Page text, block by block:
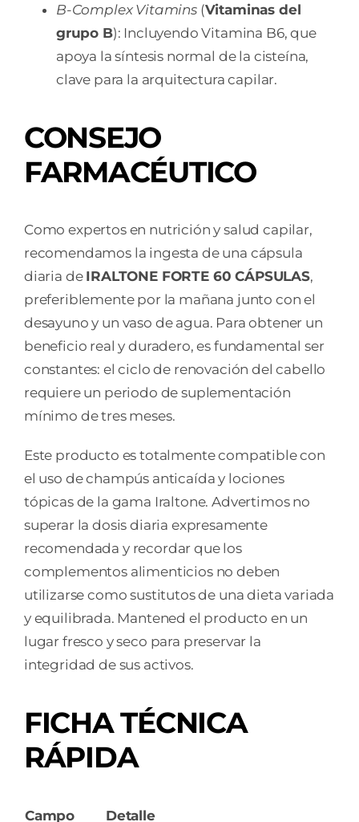
B-Complex Vitamins(Vitaminas del
grupo B): Incluyendo Vitamina B6, que
apoya la síntesis normal de la cisteína,
clave para la arquitectura capilar.
CONSEJO
FARMACÉUTICO
Como expertos en nutrición y salud capilar,
recomendamos la ingesta de una cápsula
diaria de IRALTONE FORTE 60 CÁPSULAS,
preferiblemente por la mañana junto con el
desayuno y un vaso de agua. Para obtener un
beneficio real y duradero, es fundamental ser
constantes: el ciclo de renovación del cabello
requiere un periodo de suplementación
mínimo de tres meses.
Este producto es totalmente compatible con
el uso de champús anticaída y lociones
tópicas de la gama Iraltone. Advertimos no
superar la dosis diaria expresamente
recomendada y recordar que los
complementos alimenticios no deben
utilizarse como sustitutos de una dieta variada
y equilibrada. Mantened el producto en un
lugar fresco y seco para preservar la
integridad de sus activos.
FICHA TÉCNICA
RÁPIDA
Campo Detalle